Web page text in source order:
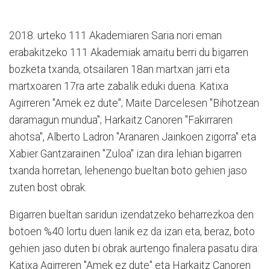
2018. urteko 111 Akademiaren Saria nori eman
erabakitzeko 111 Akademiak amaitu berri du bigarren
bozketa txanda, otsailaren 18an martxan jarri eta
martxoaren 17ra arte zabalik eduki duena. Katixa
Agirreren "Amek ez dute"; Maite Darcelesen "Bihotzean
daramagun mundua"; Harkaitz Canoren "Fakirraren
ahotsa", Alberto Ladron "Aranaren Jainkoen zigorra" eta
Xabier Gantzarainen "Zuloa" izan dira lehian bigarren
txanda horretan, lehenengo bueltan boto gehien jaso
zuten bost obrak.
Bigarren bueltan saridun izendatzeko beharrezkoa den
botoen %40 lortu duen lanik ez da izan eta, beraz, boto
gehien jaso duten bi obrak aurtengo finalera pasatu dira:
Katixa Agirreren "Amek ez dute" eta Harkaitz Canoren